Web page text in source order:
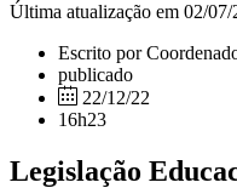
Última atualização em 02/
Escrito por
publicado
22/12/22
16h23
Legislação